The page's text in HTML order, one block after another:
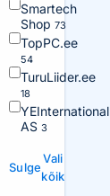
Smartech
Shop 73
TopPC.ee
54
TuruLiider.ee
18
YEInternational
AS 3
Sulge
Vali
kõik